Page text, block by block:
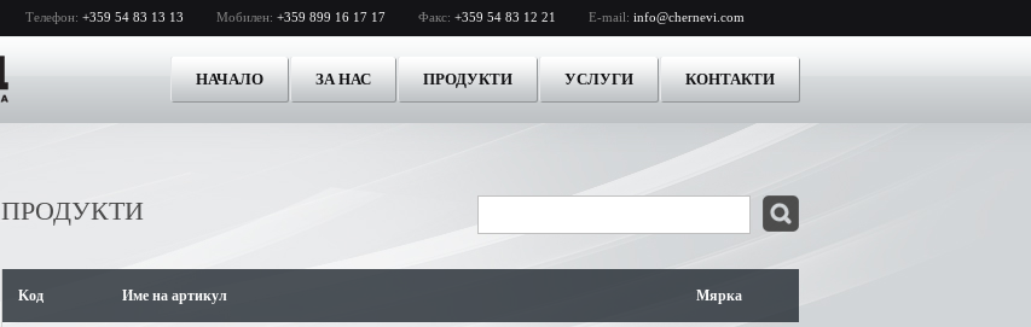
Телефон: +359 54 83 13 13 Мобилен: +359 899 16 17 17 Факс: +359 54 83 12 21 E-mail: info@chernevi.com
НАЧАЛО ЗА НАС ПРОДУКТИ УСЛУГИ КОНТАКТИ
ПРОДУКТИ
Kод Име на артикул Мярка